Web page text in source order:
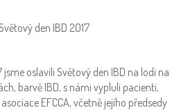
den IBD 2017
oslavili Světový den IBD na lodi na
barvě IBD, s námi vypluli pacienti,
EFCCA, včetně jejího předsedy